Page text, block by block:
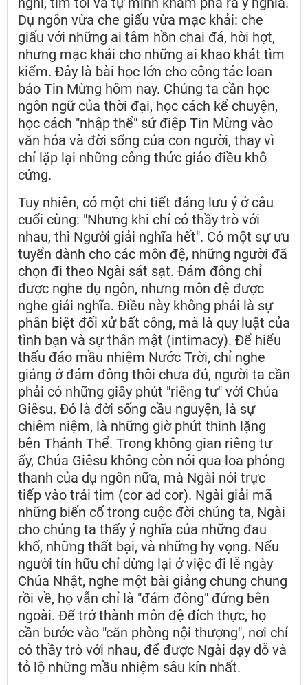
Dụ ngôn vừa che giấu vừa mạc khải: che
giấu với những ai tâm hồn chai đá, hời hợt,
nhưng mạc khải cho những ai khao khát tìm
kiếm. Đây là bài học lớn cho công tác loan
báo Tin Mừng hôm nay. Chúng ta cần học
ngôn ngữ của thời đại, học cách kể chuyện,
học cách "nhập thể" sứ điệp Tin Mừng vào
văn hóa và đời sống của con người, thay vì
chỉ lặp lại những công thức giáo điều khô
cứng.
Tuy nhiên, có một chi tiết đáng lưu ý ở câu
cuối cùng: "Nhưng khi chỉ có thầy trò với
nhau, thì Người giải nghĩa hết". Có một sự ưu
tuyển dành cho các môn đệ, những người đã
chọn đi theo Ngài sát sạt. Đám đông chỉ
được nghe dụ ngôn, nhưng môn đệ được
nghe giải nghĩa. Điều này không phải là sự
phân biệt đối xử bất công, mà là quy luật của
tình bạn và sự thân mật (intimacy). Để hiểu
thấu đáo mầu nhiệm Nước Trời, chỉ nghe
giảng ở đám đông thôi chưa đủ, người ta cần
phải có những giây phút "riêng tư" với Chúa
Giêsu. Đó là đời sống cầu nguyện, là sự
chiêm niệm, là những giờ phút thinh lặng
bên Thánh Thể. Trong không gian riêng tư
ấy, Chúa Giêsu không còn nói qua loa phóng
thanh của dụ ngôn nữa, mà Ngài nói trực
tiếp vào trái tim (cor ad cor). Ngài giải mã
những biến cố trong cuộc đời chúng ta, Ngài
cho chúng ta thấy ý nghĩa của những đau
khổ, những thất bại, và những hy vọng. Nếu
người tín hữu chỉ dừng lại ở việc đi lễ ngày
Chúa Nhật, nghe một bài giảng chung chung
rồi về, họ vẫn chỉ là "đám đông" đứng bên
ngoài. Để trở thành môn đệ đích thực, họ
cần bước vào "căn phòng nội thượng", nơi chỉ
có thầy trò với nhau, để được Ngài dạy dỗ và
tỏ lộ những mầu nhiệm sâu kín nhất.